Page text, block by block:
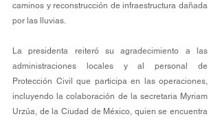
caminos y reconstrucción de infraestructura dañada
por las lluvias.
La presidenta reiteró su agradecimiento a las
administraciones locales y al personal de
Protección Civil que participa en las operaciones,
incluyendo la colaboración de la secretaria Myriam
Urzúa, de la Ciudad de México, quien se encuentra